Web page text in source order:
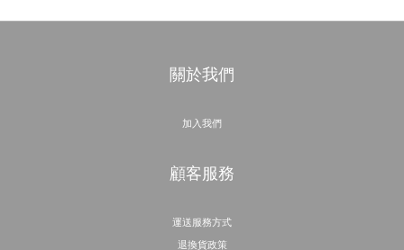
關於我們
加入我們
顧客服務
運送服務方式
退換貨政策